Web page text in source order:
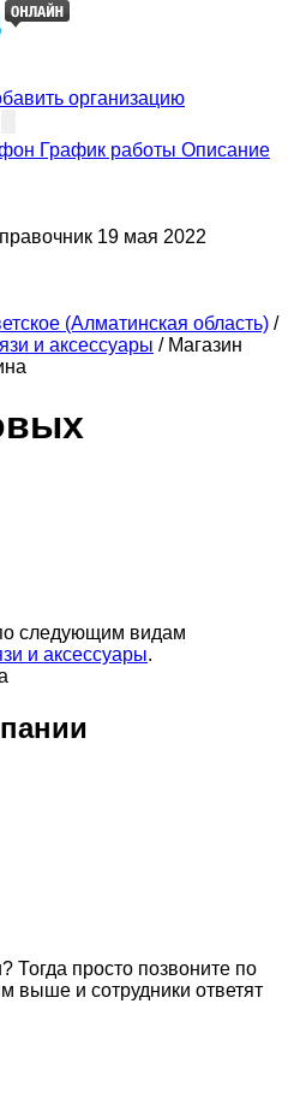
организацию
График работы Описание
19 мая 2022
(Алматинская область) /
и аксессуары / Магазин
следующим видам
и аксессуары.
просто позвоните по
выше и сотрудники ответят